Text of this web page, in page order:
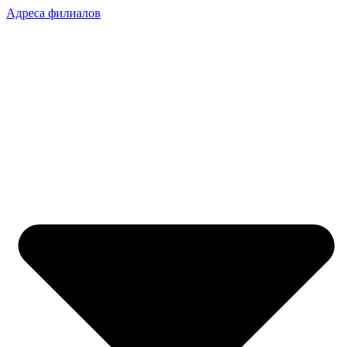
Адреса филиалов